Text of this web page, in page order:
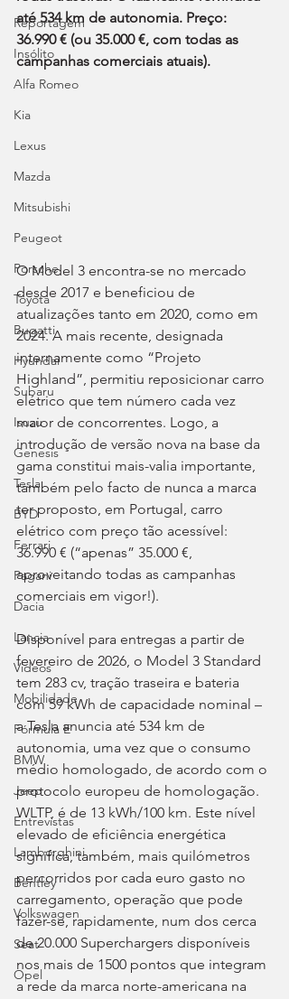
Reportagem
Insólito
Alfa Romeo
Kia
Lexus
Mazda
Mitsubishi
Peugeot
Porsche
Toyota
Bugatti
Hyundai
Subaru
Isuzu
Genesis
Tesla
BYD
Ferrari
Pagani
Dacia
Lancia
Videos
Mobilidade
Fórmula E
BMW
Jeep
Entrevistas
Lamborghini
Bentley
Volkswagen
Seat
Opel
até 534 km de autonomia. Preço:
36.990 € (ou 35.000 €, com todas as
campanhas comerciais atuais).
O Model 3 encontra-se no mercado
desde 2017 e beneficiou de
atualizações tanto em 2020, como em
2024. A mais recente, designada
internamente como “Projeto
Highland”, permitiu reposicionar carro
elétrico que tem número cada vez
maior de concorrentes. Logo, a
introdução de versão nova na base da
gama constitui mais-valia importante,
também pelo facto de nunca a marca
ter proposto, em Portugal, carro
elétrico com preço tão acessível:
36.990 € (“apenas” 35.000 €,
aproveitando todas as campanhas
comerciais em vigor!).
Disponível para entregas a partir de
fevereiro de 2026, o Model 3 Standard
tem 283 cv, tração traseira e bateria
com 59 kWh de capacidade nominal –
a Tesla anuncia até 534 km de
autonomia, uma vez que o consumo
médio homologado, de acordo com o
protocolo europeu de homologação.
WLTP, é de 13 kWh/100 km. Este nível
elevado de eficiência energética
significa, também, mais quilómetros
percorridos por cada euro gasto no
carregamento, operação que pode
fazer-se, rapidamente, num dos cerca
de 20.000 Superchargers disponíveis
nos mais de 1500 pontos que integram
a rede da marca norte-americana na